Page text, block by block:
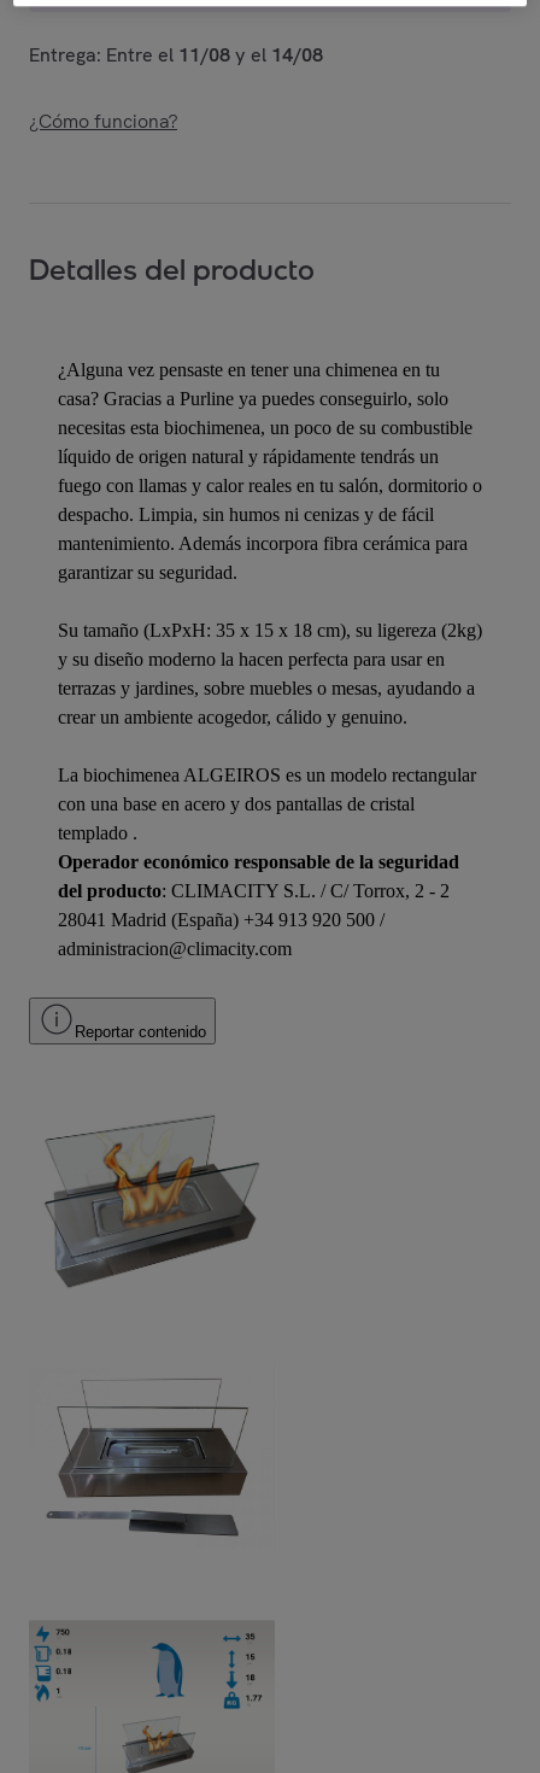
Entrega: Entre el 11/08y el 14/08
¿Cómo funciona?
Detalles del producto
¿Alguna vez pensaste en tener una chimenea en tu
casa? Gracias a Purline ya puedes conseguirlo, solo
necesitas esta biochimenea, un poco de su combustible
líquido de origen natural y rápidamente tendrás un
fuego con llamas y calor reales en tu salón, dormitorio o
despacho. Limpia, sin humos ni cenizas y de fácil
mantenimiento. Además incorpora fibra cerámica para
garantizar su seguridad.
Su tamaño (LxPxH: 35 x 15 x 18 cm), su ligereza (2kg)
y su diseño moderno la hacen perfecta para usar en
terrazas y jardines, sobre muebles o mesas, ayudando a
crear un ambiente acogedor, cálido y genuino.
La biochimenea ALGEIROS es un modelo rectangular
con una base en acero y dos pantallas de cristal
templado .
Operador económico responsable de la seguridad
del producto: CLIMACITY S.L. / C/ Torrox, 2 - 2
28041 Madrid (España) +34 913 920 500 /
administracion@climacity.com
Reportar contenido